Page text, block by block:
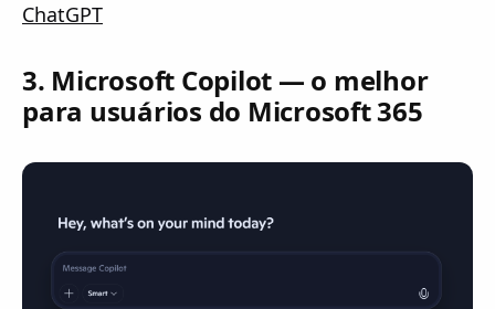
ChatGPT
3. Microsoft Copilot — o melhor
para usuários do Microsoft 365